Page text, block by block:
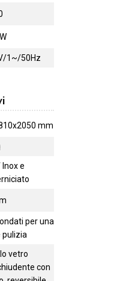
1~/50Hz
mm
Inox e
per una
pulizia
vetro
con